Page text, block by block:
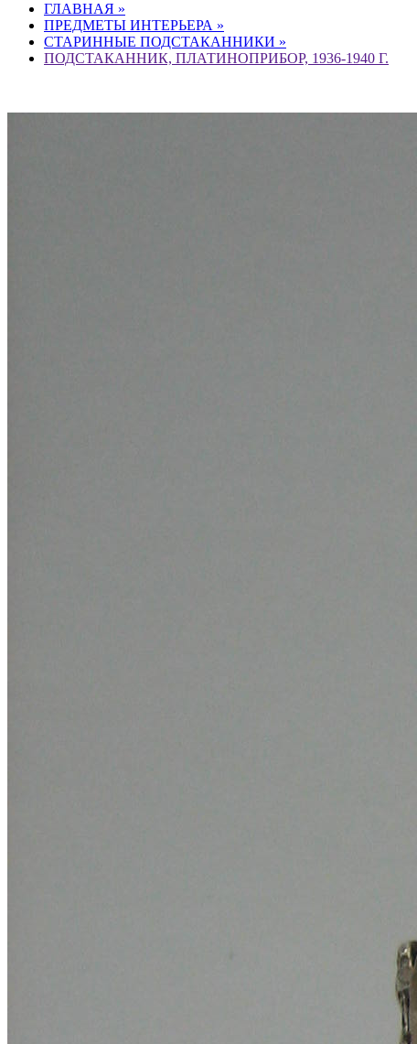
ГЛАВНАЯ »
ПРЕДМЕТЫ ИНТЕРЬЕРА »
СТАРИННЫЕ ПОДСТАКАННИКИ »
ПОДСТАКАННИК, ПЛАТИНОПРИБОР, 1936-1940 Г.